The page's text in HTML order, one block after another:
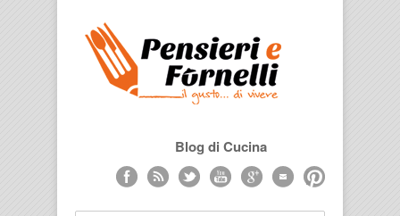
Blog di Cucina